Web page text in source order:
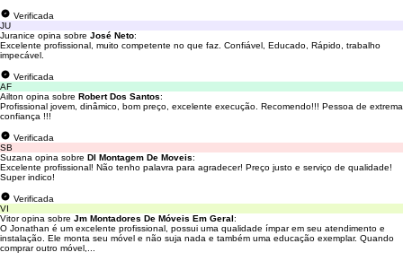
Verificada
JU
Juranice opina sobre José Neto:
Excelente profissional, muito competente no que faz. Confiável, Educado, Rápido, trabalho
impecável.
Verificada
AF
Ailton opina sobre Robert Dos Santos:
Profissional jovem, dinâmico, bom preço, excelente execução. Recomendo!!! Pessoa de extrema
confiança !!!
Verificada
SB
Suzana opina sobre Dl Montagem De Moveis:
Excelente profissional! Não tenho palavra para agradecer! Preço justo e serviço de qualidade!
Super indico!
Verificada
VI
Vitor opina sobre Jm Montadores De Móveis Em Geral:
O Jonathan é um excelente profissional, possui uma qualidade ímpar em seu atendimento e
instalação. Ele monta seu móvel e não suja nada e também uma educação exemplar. Quando
comprar outro móvel,...